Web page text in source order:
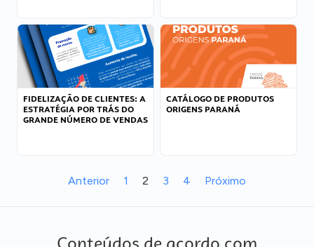
FIDELIZAÇÃO DE CLIENTES: A
ESTRATÉGIA POR TRÁS DO
GRANDE NÚMERO DE VENDAS
CATÁLOGO DE PRODUTOS
ORIGENS PARANÁ
Anterior 1 2 3 4 Próximo